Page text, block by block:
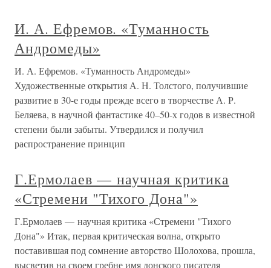
И. А. Ефремов. «Туманность
Андромеды»
И. А. Ефремов. «Туманность Андромеды»
Художественные открытия А. Н. Толстого, получившие
развитие в 30-е годы прежде всего в творчестве А. Р.
Беляева, в научной фантастике 40–50-х годов в известной
степени были забыты. Утвердился и получил
распространение принцип
Г.Ермолаев — научная критика
«Стремени "Тихого Дона"»
Г.Ермолаев — научная критика «Стремени "Тихого
Дона"» Итак, первая критическая волна, открыто
поставившая под сомнение авторство Шолохова, прошла,
высветив на своем гребне имя донского писателя